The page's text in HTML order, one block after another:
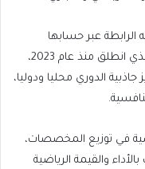
الرابطة عبر حسابها
بمنصة إكس- امتدادا لمسار تطوير الدوري الذي انطلق منذ عام 2023،
الدوري محليا ودوليا،
في توزيع المخصصات،
والقيمة الرياضية